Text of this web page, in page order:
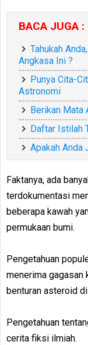
BACA JUGA :
Tahukah
Angkasa Ini ?
Punya Cita-
Astronomi
Berikan Mata
Daftar Istilah
Apakah Anda
Faktanya, ada
terdokumentasi
beberapa kawah
permukaan bumi.
Pengetahuan
menerima gagasan
benturan asteroid
Pengetahuan
cerita fiksi ilmiah.